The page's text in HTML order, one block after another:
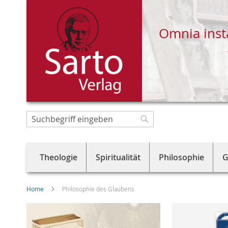
Direkt
zum
Omnia
Suche
Theologie Spiritualität Philosophie
Home Philosophie des Glaubens